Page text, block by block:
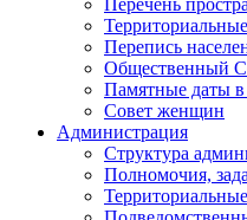
Перечень
Перепись
Общественный
Памятные даты
Совет женщин
Администрация
Структура
Полномочия,